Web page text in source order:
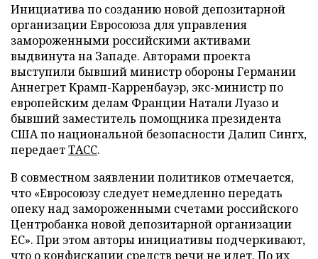
Инициатива по созданию новой депозитарной
организации Евросоюза для управления
замороженными российскими активами
выдвинута на Западе. Авторами проекта
выступили бывший министр обороны Германии
Аннегрет Крамп-Карренбауэр, экс-министр по
европейским делам Франции Натали Луазо и
бывший заместитель помощника президента
США по национальной безопасности Далип Сингх,
передаетТАСС.
В совместном заявлении политиков отмечается,
что «Евросоюзу следует немедленно передать
опеку над замороженными счетами российского
Центробанка новой депозитарной организации
ЕС». При этом авторы инициативы подчеркивают,
что о конфискации средств речи не идет. По их